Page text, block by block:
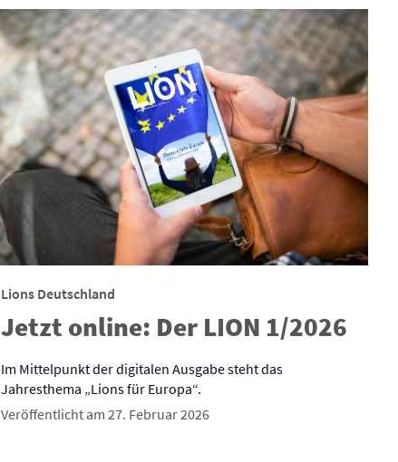
Lions Deutschland
Jetzt online: Der LION 1/2026
Im Mittelpunkt der digitalen Ausgabe steht das
Jahresthema „Lions für Europa“.
Veröffentlicht am 27. Februar 2026